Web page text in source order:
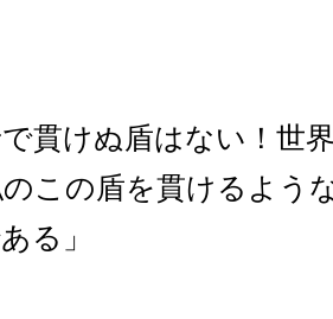
で貫けぬ盾はない！世
この盾を貫けるよう
る」